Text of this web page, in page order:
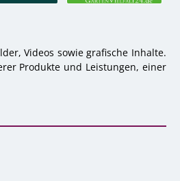
Videos sowie grafische Inhalte.
Produkte und Leistungen, einer